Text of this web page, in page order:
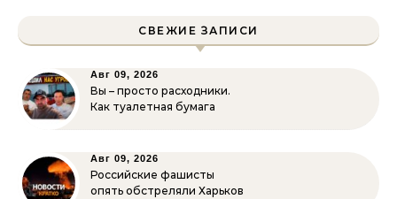
СВЕЖИЕ ЗАПИСИ
Авг 09, 2026
Вы – просто расходники.
Как туалетная бумага
Авг 09, 2026
Российские фашисты
опять обстреляли Харьков